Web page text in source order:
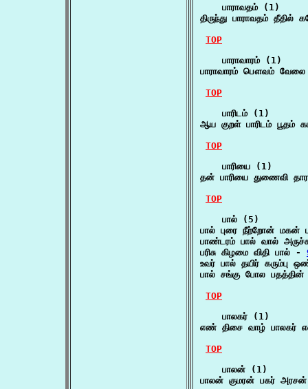
    பாராவதம் (1)
திருந்து பாராவதம்
TOP
    பாராவாரம் (1)
பாராவாரம் பௌவம் வேலை
TOP
    பாரிடம் (1)
ஆய குறள் பாரிடம்
TOP
    பாரியை (1)
தன் பாரியை துணைவி
TOP
    பால் (5)
பால் புரை நீற்றோன் மகன்
பாண்டரம் பால் வால்
பரிசு கிழமை விதி பால் -
உவர் பால் தயிர்
பால் சங்கு போல
TOP
    பாலகர் (1)
எண் திசை வாழ்
TOP
    பாலன் (1)
பாலன் குமரன் பகர்